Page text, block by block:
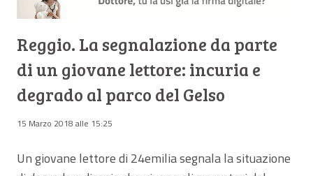
Reggio. La segnalazione da parte
di un giovane lettore: incuria e
degrado al parco del Gelso
15 Marzo 2018 alle 15:25
Un giovane lettore di 24emilia segnala la situazione